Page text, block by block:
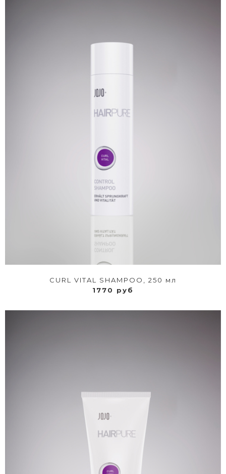
CURL VITAL SHAMPOO, 250 мл
1770 руб